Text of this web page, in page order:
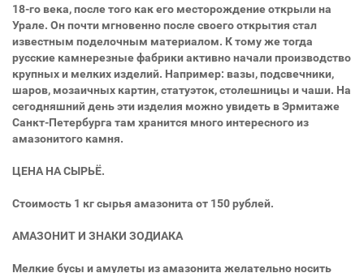
18-го века, после того как его месторождение открыли на
Урале. Он почти мгновенно после своего открытия стал
известным поделочным материалом. К тому же тогда
русские камнерезные фабрики активно начали производство
крупных и мелких изделий. Например: вазы, подсвечники,
шаров, мозаичных картин, статуэток, столешницы и чаши. На
сегодняшний день эти изделия можно увидеть в Эрмитаже
Санкт-Петербурга там хранится много интересного из
амазонитого камня.
ЦЕНА НА СЫРЬЁ.
Стоимость 1 кг сырья амазонита от 150 рублей.
АМАЗОНИТ И ЗНАКИ ЗОДИАКА
Мелкие бусы и амулеты из амазонита желательно носить